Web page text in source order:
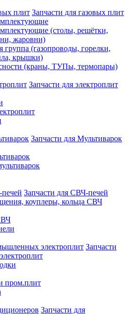
Запчасти для газовых плит
(столы, решётки,
жаровни)
группа (газопроводы, горелки,
крышки)
(краны, ТУПы, термопары)
Запчасти для электроплит
Запчасти для Мультиварок
Запчасти для СВЧ-печей
коуплеры, кольца СВЧ
Запчасти
пром.плит
Запчасти для